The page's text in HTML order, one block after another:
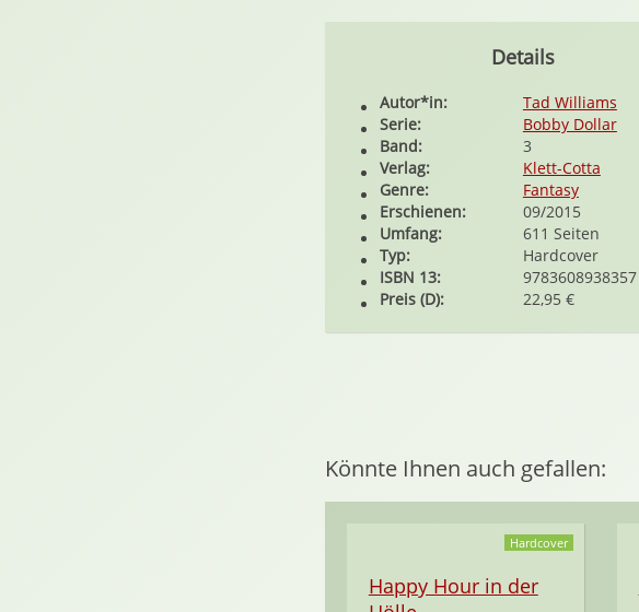
Details
Autor*in:
Tad Williams
Serie:
Bobby Dollar
Band:
3
Verlag:
Klett-Cotta
Genre:
Fantasy
Erschienen:
09/2015
Umfang:
611 Seiten
Typ:
Hardcover
ISBN 13:
9783608938357
Preis (D):
22,95 €
Könnte Ihnen auch gefallen:
Hardcover
Happy Hour in der